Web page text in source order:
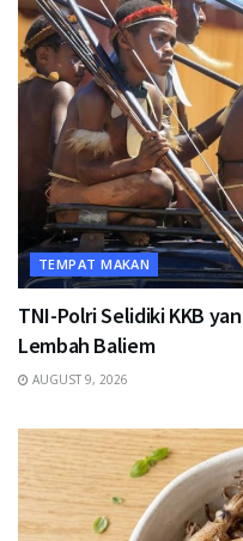
TEMPAT MAKAN
TNI-Polri Selidiki KKB
Lembah Baliem
AUGUST 9, 2026